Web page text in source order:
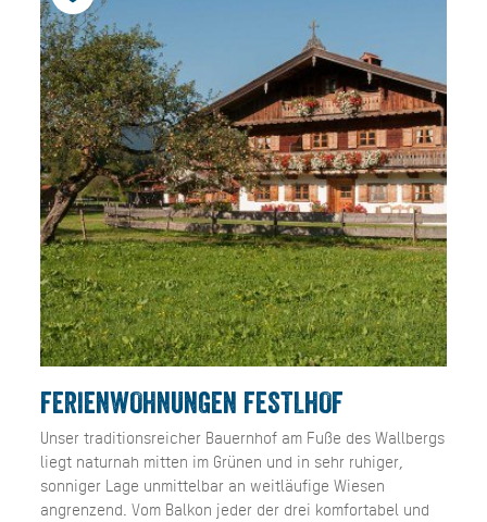
FERIENWOHNUNGEN FESTLHOF
Unser traditionsreicher Bauernhof am Fuße des Wallbergs
liegt naturnah mitten im Grünen und in sehr ruhiger,
sonniger Lage unmittelbar an weitläufige Wiesen
angrenzend. Vom Balkon jeder der drei komfortabel und